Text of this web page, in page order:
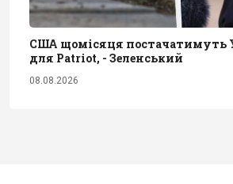
США щомісяця постачатимуть
для Patriot, - Зеленський
08.08.2026